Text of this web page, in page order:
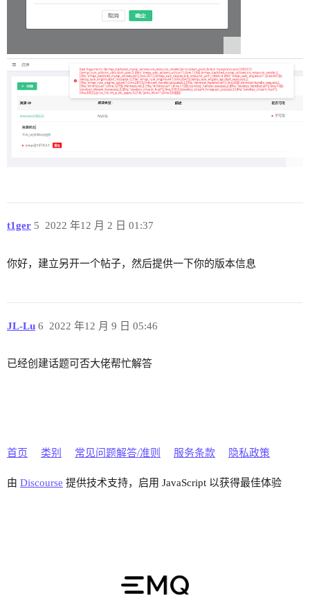
t1ger 2022 年12 月 2 日 01:37
5
你好，建立另开一个帖子，然后提供一下你的版本信息
JL-Lu 2022 年12 月 9 日 05:46
6
已经创建话题可否大佬帮忙解答
首页 类别 常见问题解答/准则 服务条款 隐私政策
由 Discourse 提供技术支持，启用 JavaScript 以获得最佳体验